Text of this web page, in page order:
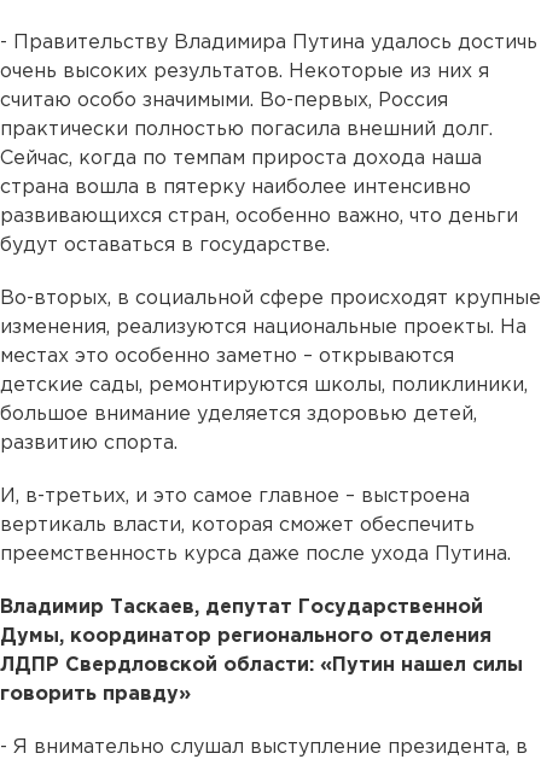
- Правительству Владимира Путина удалось достичь
очень высоких результатов. Некоторые из них я
считаю особо значимыми. Во-первых, Россия
практически полностью погасила внешний долг.
Сейчас, когда по темпам прироста дохода наша
страна вошла в пятерку наиболее интенсивно
развивающихся стран, особенно важно, что деньги
будут оставаться в государстве.
Во-вторых, в социальной сфере происходят крупные
изменения, реализуются национальные проекты. На
местах это особенно заметно – открываются
детские сады, ремонтируются школы, поликлиники,
большое внимание уделяется здоровью детей,
развитию спорта.
И, в-третьих, и это самое главное – выстроена
вертикаль власти, которая сможет обеспечить
преемственность курса даже после ухода Путина.
Владимир Таскаев, депутат Государственной
Думы, координатор регионального отделения
ЛДПР Свердловской области: «Путин нашел силы
говорить правду»
- Я внимательно слушал выступление президента, в